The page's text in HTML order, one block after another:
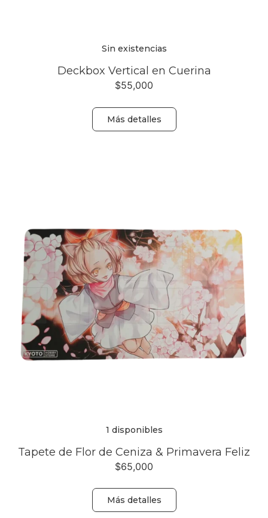
Sin existencias
Deckbox Vertical en Cuerina
$55,000
Más detalles
1 disponibles
Tapete de Flor de Ceniza & Primavera Feliz
$65,000
Más detalles